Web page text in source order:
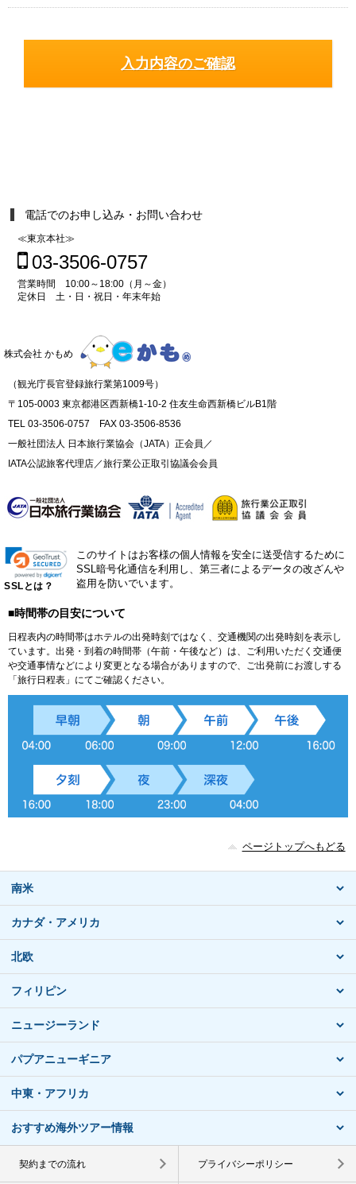
電話でのお申し込み・お問い合わせ
≪東京本社≫
03-3506-0757
営業時間 10:00～18:00（月～金）
定休日 土・日・祝日・年末年始
株式会社 かもめ
（観光庁長官登録旅行業第1009号）
〒105-0003 東京都港区西新橋1-10-2 住友生命西新橋ビルB1階
TEL 03-3506-0757 FAX 03-3506-8536
一般社団法人 日本旅行業協会（JATA）正会員／
IATA公認旅客代理店／旅行業公正取引協議会会員
SSLとは？
このサイトはお客様の個人情報を安全に送受信するために
SSL暗号化通信を利用し、第三者によるデータの改ざんや
盗用を防いでいます。
■時間帯の目安について
日程表内の時間帯はホテルの出発時刻ではなく、交通機関の出発時刻を表示し
ています。出発・到着の時間帯（午前・午後など）は、ご利用いただく交通便
や交通事情などにより変更となる場合がありますので、ご出発前にお渡しする
「旅行日程表」にてご確認ください。
ページトップへもどる
南米
カナダ・アメリカ
北欧
フィリピン
ニュージーランド
パプアニューギニア
中東・アフリカ
おすすめ海外ツアー情報
契約までの流れ プライバシーポリシー